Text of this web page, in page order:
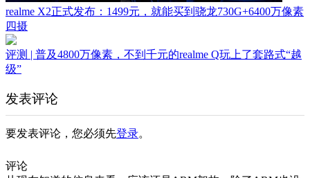
realme X2正式发布：1499元，就能买到骁龙730G+6400万像素
四摄
评测 | 普及4800万像素，不到千元的realme Q玩上了套路式“越
级”
发表评论
要发表评论，您必须先登录。
评论